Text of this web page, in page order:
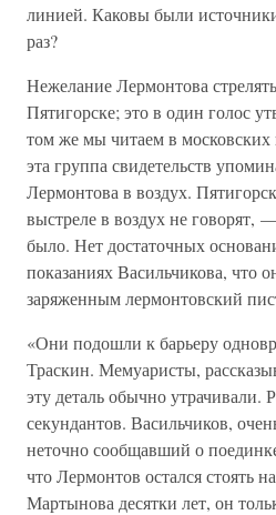
линией. Каковы были
раз?
Нежелание Лермонтова
Пятигорске; это в один голос
том же мы читаем в московских
эта группа свидетельств
Лермонтова в воздух.
выстреле в воздух не говорят,
было. Нет достаточных
показаниях Васильчикова, что
заряженным лермонтовский
«Они подошли к барьеру
Траскин. Мемуаристы,
эту деталь обычно утрачивали.
секундантов. Васильчиков,
неточно сообщавший о
что Лермонтов остался стоять
Мартынова десятки лет, он